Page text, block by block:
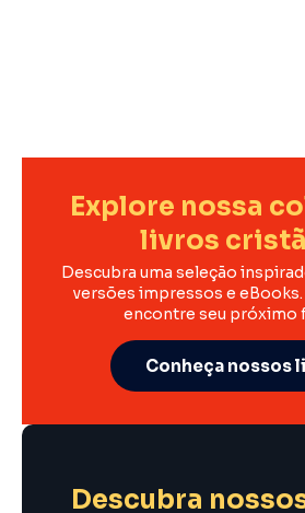
Explore nossa
livros
Descubra uma seleção
versões impressos e eBooks.
encontre seu próximo
Conheça nossos
Descubra